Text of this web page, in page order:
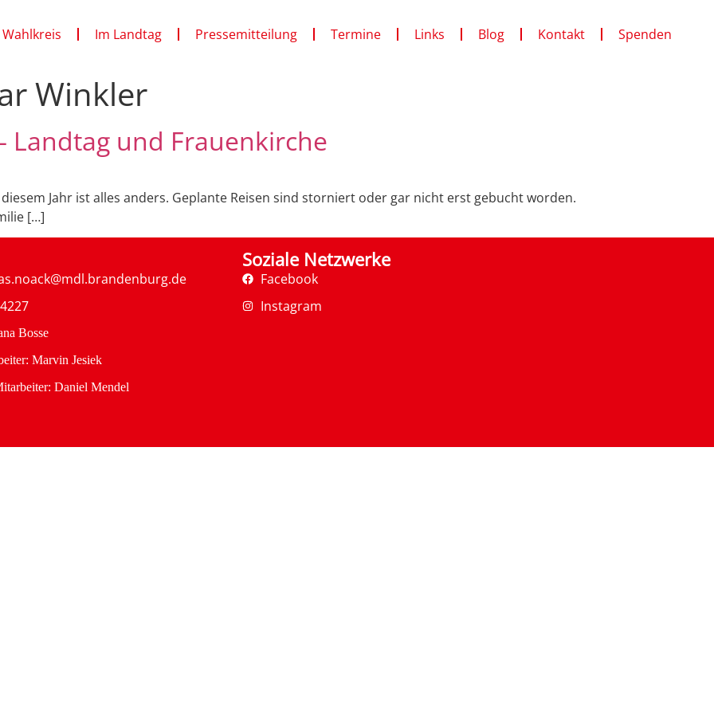
Im Landtag Pressemitteilung Termine Links Blog Kontakt Spenden
Winkler
Landtag und Frauenkirche
Jahr ist alles anders. Geplante Reisen sind storniert oder gar nicht erst gebucht worden.
[…]
Bosse
Marvin Jesiek
Daniel Mendel
Soziale Netzwerke
Facebook
Instagram